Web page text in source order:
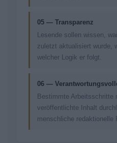
05 — Transparenz
Lesende sollen wissen,
zuletzt aktualisiert wurde,
welcher Logik er folgt.
06 —
Bestimmte Arbeitsschritte
veröffentlichte Inhalt
menschliche redaktionelle